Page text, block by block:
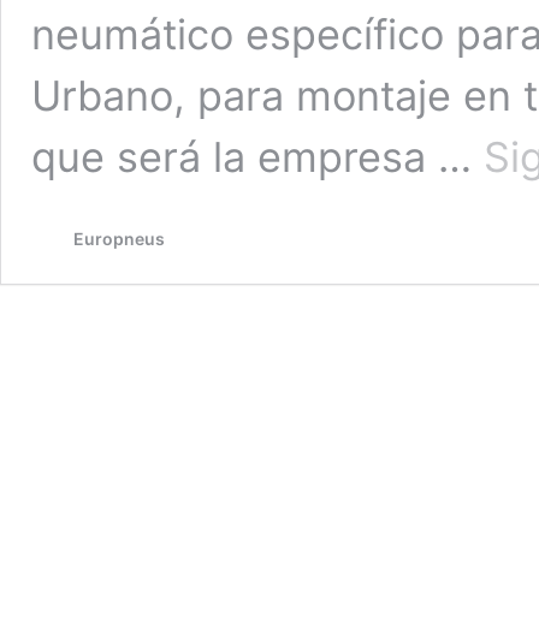
neumático específico
Urbano, para montaje en
que será la empresa …
Europneus